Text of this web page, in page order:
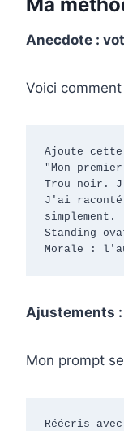
Ma
Anecdote :
Voici comment
Ajoute
"Mon
Trou noir.
J'ai
simplement.
Standing
Morale :
Ajustements
Mon prompt
Réécris